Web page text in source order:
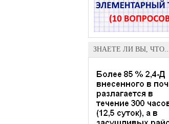
ЗНАЕТЕ ЛИ ВЫ,